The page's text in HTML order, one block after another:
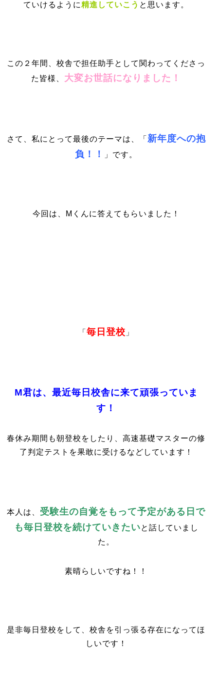
ていけるように精進していこう と思います。
この２年間、校舎で担任助手として関わってくださっ
た皆様、 大変お世話になりました！
さて、私にとって最後のテーマは、「 新年度への抱
負！！
」です。
今回は、Mくんに答えてもらいました！
「毎日登校 」
M君は、最近毎日校舎に来て頑張っていま
す！
春休み期間も朝登校をしたり、高速基礎マスターの修
了判定テストを果敢に受けるなどしています！
本人は、 受験生の自覚をもって予定がある日で
も毎日登校を続けていきたいと話していまし
た。
素晴らしいですね！！
是非毎日登校をして、校舎を引っ張る存在になってほ
しいです！